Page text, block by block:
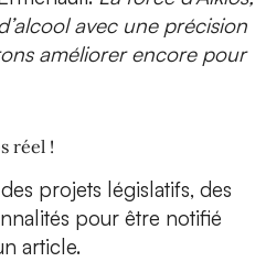
avec une précision
améliorer encore pour
réel !
projets législatifs, des
pour être notifié
article.